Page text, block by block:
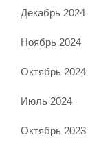
Декабрь 2024
Ноябрь 2024
Октябрь 2024
Июль 2024
Октябрь 2023